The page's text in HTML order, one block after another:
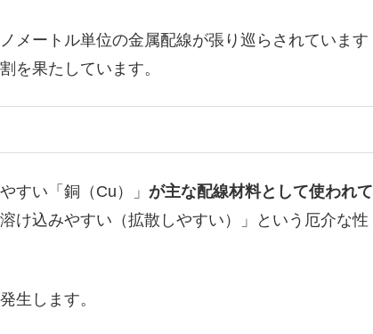
メートル単位の金属配線が張り巡らされています
を果たしています。
すい「銅（Cu）」 が主な配線材料として使われて
け込みやすい（拡散しやすい）」という厄介な性
生します。